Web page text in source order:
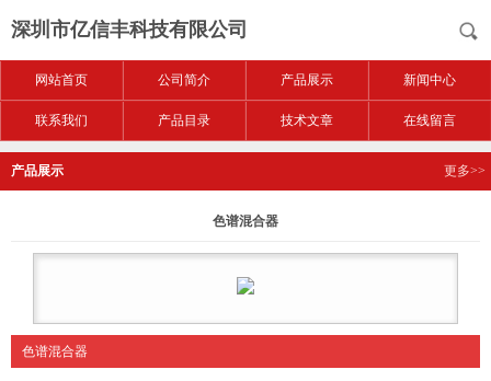
深圳市亿信丰科技有限公司
网站首页 公司简介 产品展示 新闻中心
联系我们 产品目录 技术文章 在线留言
产品展示 更多>>
色谱混合器
色谱混合器